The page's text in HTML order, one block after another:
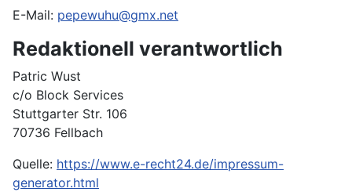
E-Mail: pepewuhu@gmx.net
Redaktionell verantwortlich
Patric Wust
c/o Block Services
Stuttgarter Str. 106
70736 Fellbach
Quelle: https://www.e-recht24.de/impressum-
generator.html